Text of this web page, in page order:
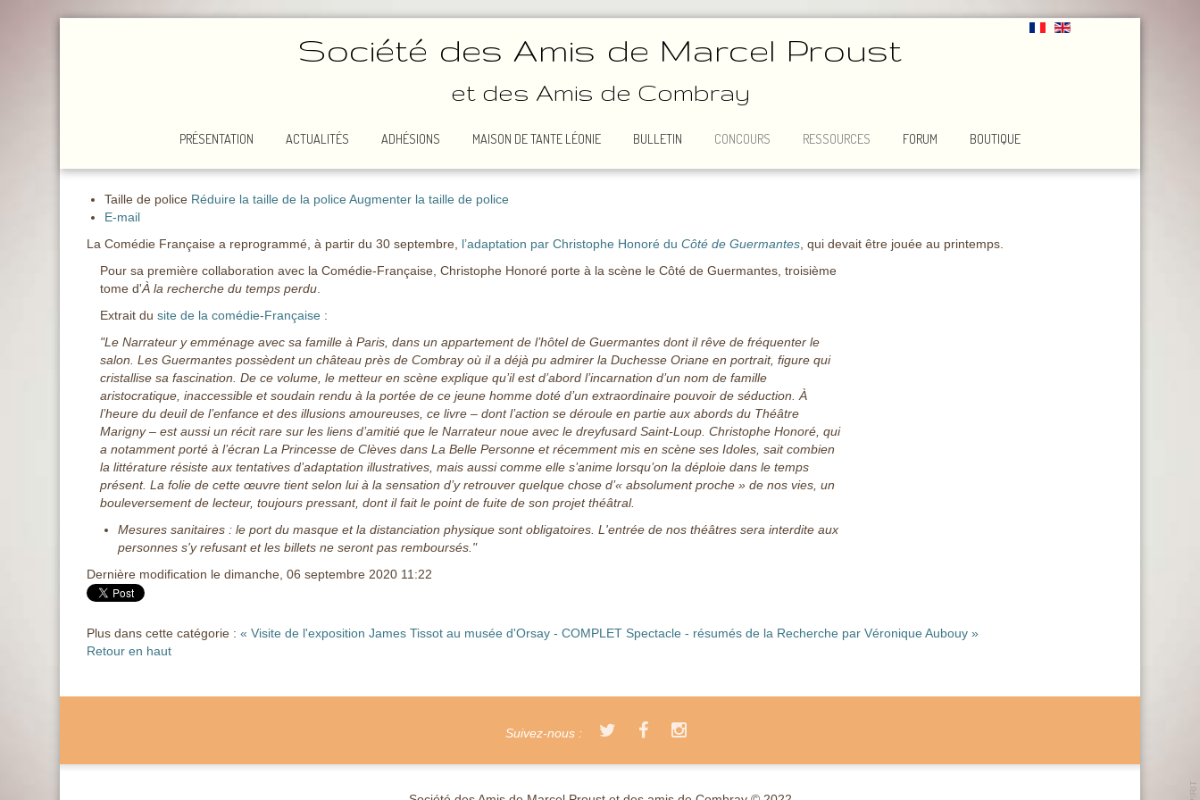
Société des Amis de Marcel Proust
et des Amis de Combray
PRÉSENTATION ACTUALITÉS ADHÉSIONS MAISON DE TANTE LÉONIE BULLETIN CONCOURS RESSOURCES FORUM BOUTIQUE
Taille de police Réduire la taille de la police Augmenter la taille de police
E-mail
La Comédie Française a reprogrammé, à partir du 30 septembre, l’adaptation par Christophe Honoré duCôté de Guermantes, qui devait être jouée au printemps.
Pour sa première collaboration avec la Comédie-Française, Christophe Honoré porte à la scène le Côté de Guermantes, troisième
tome d'À la recherche du temps perdu.
Extrait dusite de la comédie-Française :
"Le Narrateur y emménage avec sa famille à Paris, dans un appartement de l’hôtel de Guermantes dont il rêve de fréquenter le
salon. Les Guermantes possèdent un château près de Combray où il a déjà pu admirer la Duchesse Oriane en portrait, figure qui
cristallise sa fascination. De ce volume, le metteur en scène explique qu’il est d’abord l’incarnation d’un nom de famille
aristocratique, inaccessible et soudain rendu à la portée de ce jeune homme doté d’un extraordinaire pouvoir de séduction. À
l’heure du deuil de l’enfance et des illusions amoureuses, ce livre – dont l’action se déroule en partie aux abords du Théâtre
Marigny – est aussi un récit rare sur les liens d’amitié que le Narrateur noue avec le dreyfusard Saint-Loup. Christophe Honoré, qui
a notamment porté à l’écran La Princesse de Clèves dans La Belle Personne et récemment mis en scène ses Idoles, sait combien
la littérature résiste aux tentatives d’adaptation illustratives, mais aussi comme elle s’anime lorsqu’on la déploie dans le temps
présent. La folie de cette œuvre tient selon lui à la sensation d’y retrouver quelque chose d’« absolument proche » de nos vies, un
bouleversement de lecteur, toujours pressant, dont il fait le point de fuite de son projet théâtral.
Mesures sanitaires : le port du masque et la distanciation physique sont obligatoires. L'entrée de nos théâtres sera interdite aux
personnes s'y refusant et les billets ne seront pas remboursés."
Dernière modification le dimanche, 06 septembre 2020 11:22
Plus dans cette catégorie :« Visite de l'exposition James Tissot au musée d'Orsay - COMPLET Spectacle - résumés de la Recherche par Véronique Aubouy »
Retour en haut
Suivez-nous :